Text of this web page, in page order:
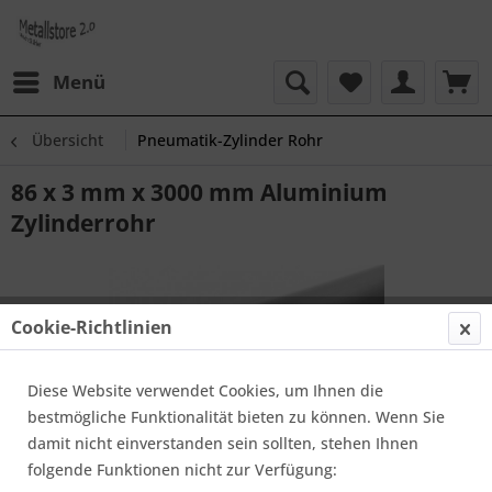
Menü
Übersicht Pneumatik-Zylinder Rohr
86 x 3 mm x 3000 mm Aluminium
Zylinderrohr
Cookie-Richtlinien
Diese Website verwendet Cookies, um Ihnen die
bestmögliche Funktionalität bieten zu können. Wenn Sie
damit nicht einverstanden sein sollten, stehen Ihnen
folgende Funktionen nicht zur Verfügung: